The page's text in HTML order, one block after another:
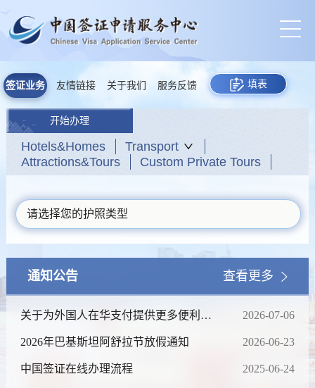
签证业务 友情链接 关于我们 服务反馈 填表
开始办理
Hotels&Homes
Transport
Attractions&Tours
Custom Private Tours
请选择您的护照类型
通知公告 查看更多
关于为外国人在华支付提供更多便利的
2026-07-06
2026年巴基斯坦阿舒拉节放假通知 2026-06-23
2025-06-24